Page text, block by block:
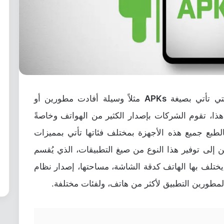
تأتي بصيغةAPKs مثلاً وسيلة أفادت مطورين أو
تقوم الشركات بإصدار الكثير من الهواتف وخاصةً
جميع هذه الأجهزة بمختلف فئاتها تأتي بمميزات
توفير هذا النوع من صيغ التطبيقات، الذي يُقسم
بها الهاتف كدقة الشاشة، مساحتها، إصدار نظام
التطبيق لأكثر من هاتف، ولفئات مختلفة.